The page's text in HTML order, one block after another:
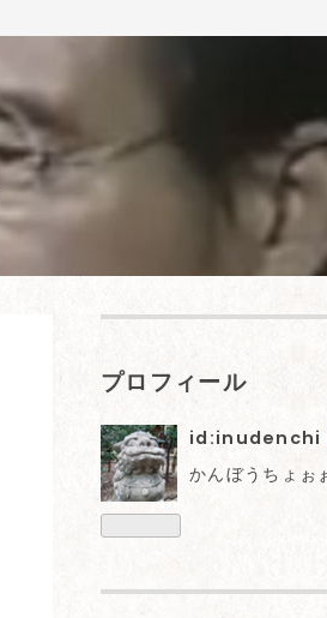
プロフィール
id:inudenchi
かんぼうちょぉ